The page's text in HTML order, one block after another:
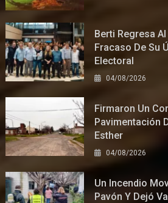
Berti Regresa
Fracaso De Su
Electoral
04/08/2026
Firmaron Un
Pavimentación
Esther
04/08/2026
Un Incendio
Pavón Y Dejó